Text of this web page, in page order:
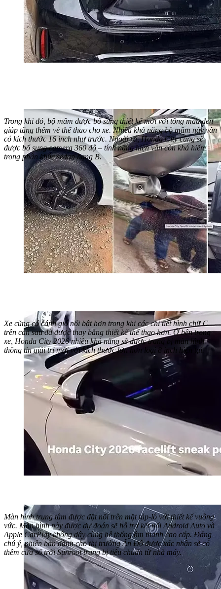
Trong khi đó, bộ mâm được bổ sung thiết kế mới với tông màu đen
giúp tăng thêm vẻ thể thao cho xe. Nhiều khả năng bộ mâm này vẫn
có kích thước 16 inch như trước. Ngoài ra, Honda City cũng sẽ
được bổ sung camera 360 độ – tính năng hiện vẫn còn khá hiếm
trong phân khúc sedan hạng B.
Xe cũng có cánh gió nổi bật hơn trong khi các chi tiết hình chữ C
trên cản sau đã được thay bằng thiết kế thể thao hơn. Ở bên trong
xe, Honda City 2026 nhiều khả năng sẽ được trang bị màn hình
thông tin giải trí mới với kích thước lớn hơn loại 8 inch hiện tại.
Màn hình trung tâm được đặt nổi trên mặt táp-lô với thiết kế vuông
vức. Màn hình này được dự đoán sẽ hỗ trợ kết nối Android Auto và
Apple CarPlay không dây cùng hệ thống âm thanh cao cấp. Đáng
chú ý, phiên bản dành cho thị trường Ấn Độ được xác nhận sẽ có
thêm cửa sổ trời Sunroof trang bị tiêu chuẩn từ nhà máy.